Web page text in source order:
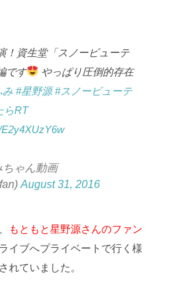
！資生堂「スノービューテ
です
やっぱり圧倒的存在
み #星野源 #スノービューテ
らRT
ゃん動画
August 31, 2016
もともと星野源さんのファン
イブへプライベートで行く様
れていました。